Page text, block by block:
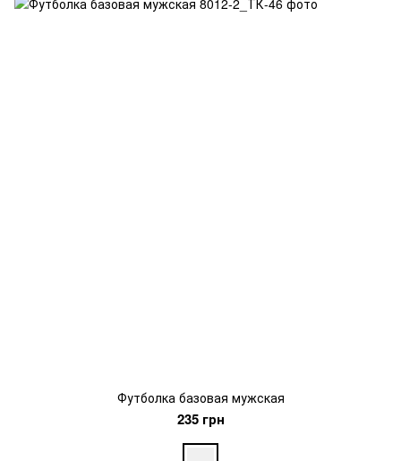
Футболка базовая мужская
235 грн